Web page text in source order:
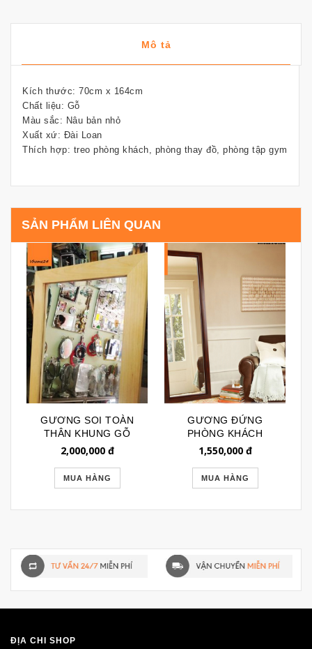
Mô tả
Kích thước: 70cm x 164cm
Chất liệu: Gỗ
Màu sắc: Nâu bản nhỏ
Xuất xứ: Đài Loan
Thích hợp: treo phòng khách, phòng thay đồ, phòng tập gym
SẢN PHẨM LIÊN QUAN
GƯƠNG SOI TOÀN
THÂN KHUNG GỖ
KIỂU IKEA CÓ CHÂN
2,000,000đ
MUA HÀNG
GƯƠNG ĐỨNG
PHÒNG KHÁCH
KHUNG NÂU CỔ ĐIỂN
1,550,000đ
MUA HÀNG
ĐỊA CHỈ SHOP